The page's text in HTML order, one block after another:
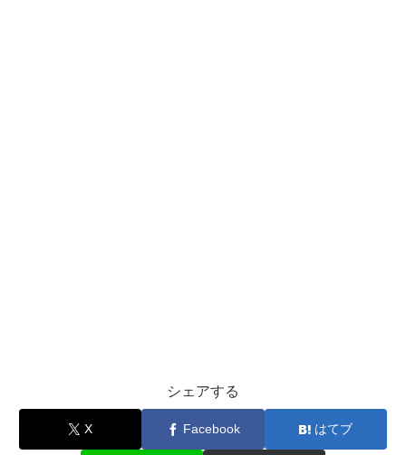
シェアする
X Facebook はてブ